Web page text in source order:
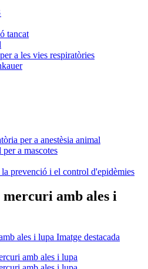
tancat
a les vies respiratòries
per a anestèsia animal
a mascotes
prevenció i el control d'epidèmies
mercuri amb ales i